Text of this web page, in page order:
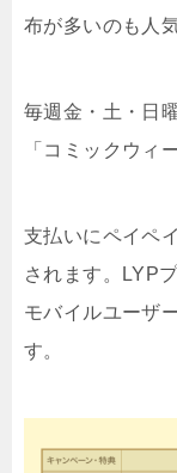
布が多いのも人
毎週金・土・日
「コミックウィ
支払いにペイペ
されます。LYP
モバイルユーザ
す。